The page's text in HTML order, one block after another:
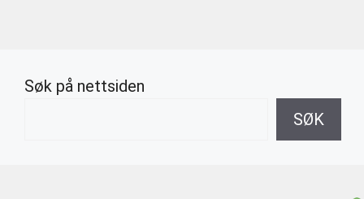
Søk på nettsiden
SØK